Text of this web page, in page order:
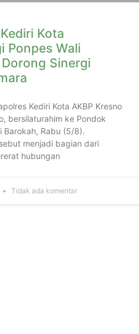
Kota
Ponpes Wali
Sinergi
Kediri Kota AKBP Kresno
bersilaturahim ke Pondok
Barokah, Rabu (5/8).
menjadi bagian dari
hubungan
Tidak ada komentar